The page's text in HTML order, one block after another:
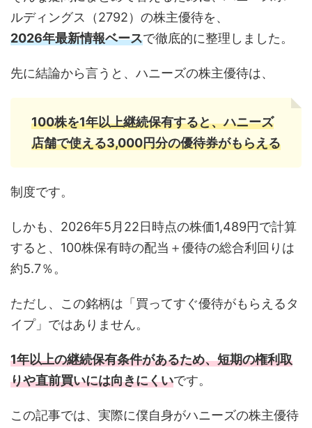
ルディングス（2792）の株主優待を、
2026年最新情報ベースで徹底的に整理しました。
先に結論から言うと、ハニーズの株主優待は、
100株を1年以上継続保有すると、ハニーズ
店舗で使える3,000円分の優待券がもらえる
制度です。
しかも、2026年5月22日時点の株価1,489円で計算
すると、100株保有時の配当＋優待の総合利回りは
約5.7％。
ただし、この銘柄は「買ってすぐ優待がもらえるタ
イプ」ではありません。
1年以上の継続保有条件があるため、短期の権利取
りや直前買いには向きにくいです。
この記事では、実際に僕自身がハニーズの株主優待